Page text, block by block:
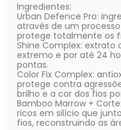
Ingredientes:
Urban Defence Pro:
através de um
protege totalmente os
Shine Complex: extrato
extremo e por até 24
pontas.
Color Fix Complex:
protege contra
brilho e a cor dos fios
Bamboo Marrow +
ricos em silício que
fios, reconstruindo as